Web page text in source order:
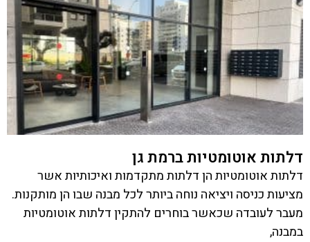
דלתות אוטומטיות ברמת גן
דלתות אוטומטיות הן דלתות מתקדמות ואיכותיות אשר
מציעות כניסה ויציאה נוחה ביותר לכל מבנה שבו הן מותקנות.
מעבר לעובדה שכאשר בוחרים להתקין דלתות אוטומטיות
במבנה,